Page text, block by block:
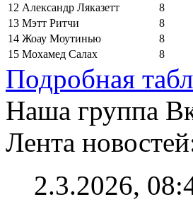
12 Александр Ляказетт
8
13 Мэтт Ритчи
8
14 Жоау Моутинью
8
15 Мохамед Салах 8
Подробная
Наша группа
Лента
2.3.2026,